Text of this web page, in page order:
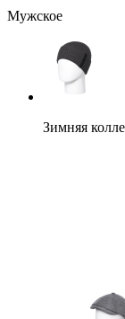
Мужское
Зимняя